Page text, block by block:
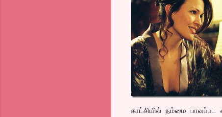
காட்சியில் நம்மை